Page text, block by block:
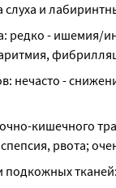
и
редко - ишемия/
нечасто -
кишечного
рвота;